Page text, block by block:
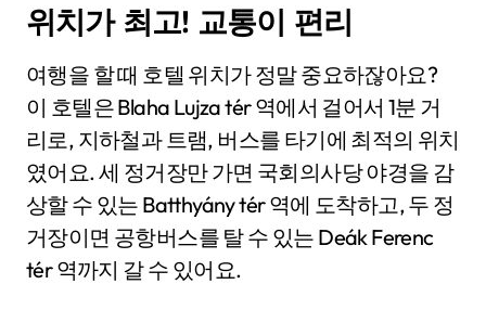
위치가 최고! 교통이 편리
여행을 할 때 호텔 위치가 정말 중요하잖아요?
이 호텔은 Blaha Lujza tér 역에서 걸어서 1분 거
리로, 지하철과 트램, 버스를 타기에 최적의 위치
였어요. 세 정거장만 가면 국회의사당 야경을 감
상할 수 있는 Batthyány tér 역에 도착하고, 두 정
거장이면 공항버스를 탈 수 있는 Deák Ferenc
tér 역까지 갈 수 있어요.